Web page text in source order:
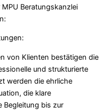
Beratungskanzlei
von Klienten bestätigen die
und strukturierte
werden die ehrliche
die klare
Begleitung bis zur